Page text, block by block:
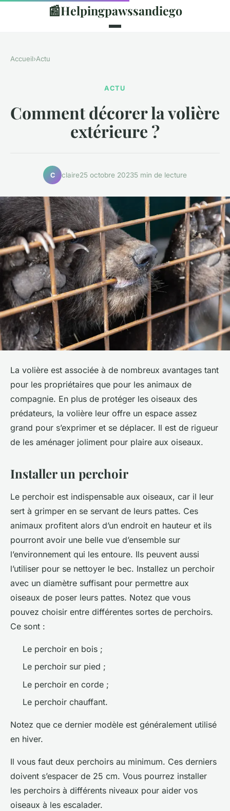
📰Helpingpawssandiego
Accueil›Actu
ACTU
Comment décorer la volière
extérieure ?
C claire25 octobre 20235 min de lecture
La volière est associée à de nombreux avantages tant
pour les propriétaires que pour les animaux de
compagnie. En plus de protéger les oiseaux des
prédateurs, la volière leur offre un espace assez
grand pour s’exprimer et se déplacer. Il est de rigueur
de les aménager joliment pour plaire aux oiseaux.
Installer un perchoir
Le perchoir est indispensable aux oiseaux, car il leur
sert à grimper en se servant de leurs pattes. Ces
animaux profitent alors d’un endroit en hauteur et ils
pourront avoir une belle vue d’ensemble sur
l’environnement qui les entoure. Ils peuvent aussi
l’utiliser pour se nettoyer le bec. Installez un perchoir
avec un diamètre suffisant pour permettre aux
oiseaux de poser leurs pattes. Notez que vous
pouvez choisir entre différentes sortes de perchoirs.
Ce sont :
Le perchoir en bois ;
Le perchoir sur pied ;
Le perchoir en corde ;
Le perchoir chauffant.
Notez que ce dernier modèle est généralement utilisé
en hiver.
Il vous faut deux perchoirs au minimum. Ces derniers
doivent s’espacer de 25 cm. Vous pourrez installer
les perchoirs à différents niveaux pour aider vos
oiseaux à les escalader.